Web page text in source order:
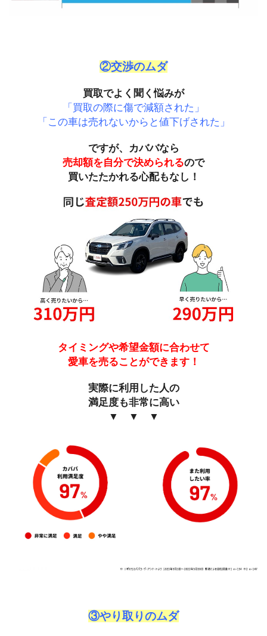
②交渉のムダ
買取でよく聞く悩みが
「買取の際に傷で減額された」
「この車は売れないからと値下げされた」
ですが、カババなら
売却額を自分で決められるので
買いたたかれる心配もなし！
タイミングや希望金額に合わせて
愛車を売ることができます！
実際に利用した人の
満足度も非常に高い
▼ ▼ ▼
③やり取りのムダ